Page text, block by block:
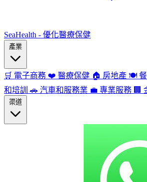
SeaHealth - 優化醫療保健
🛒 電子商務 ❤️ 醫療保健 🏠 房地產 🍽️
和培訓 🚗 汽車和服務業 💼 專業服務 🏢